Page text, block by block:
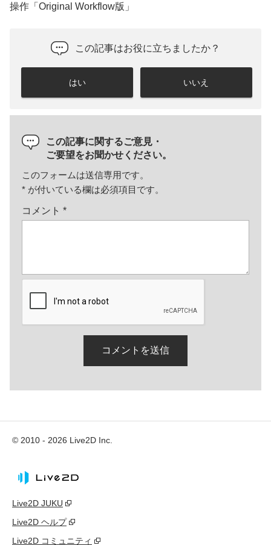
操作「Original Workflow版」
この記事はお役に立ちましたか？
はい いいえ
この記事に関するご意見・
ご要望をお聞かせください。
このフォームは送信専用です。
* が付いている欄は必須項目です。
コメント *
© 2010 - 2026 Live2D Inc.
Live2D JUKU
Live2D ヘルプ
Live2D コミュニティ